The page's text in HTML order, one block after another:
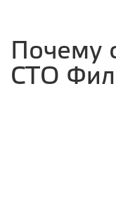
Почему
СТО